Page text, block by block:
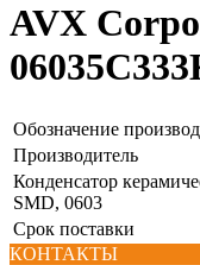
AVX
Обозначение
Производитель
Конденсатор
SMD, 0603
Срок поставки
КОНТАКТЫ